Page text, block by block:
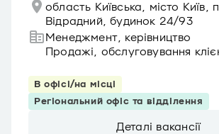
область Київська, місто Київ,
Відрадний, будинок 24/93
Менеджмент, керівництво
Продажі, обслуговування
В офісі/на місці
Регіональний офіс та відділення
Деталі вакансії